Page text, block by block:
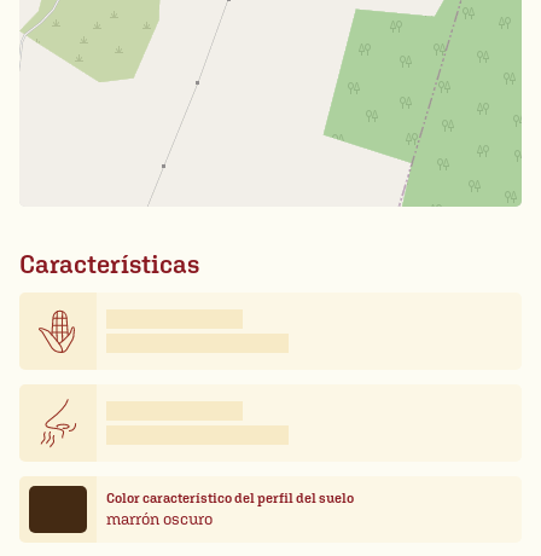
Características
Color característico del perfil del suelo
marrón oscuro